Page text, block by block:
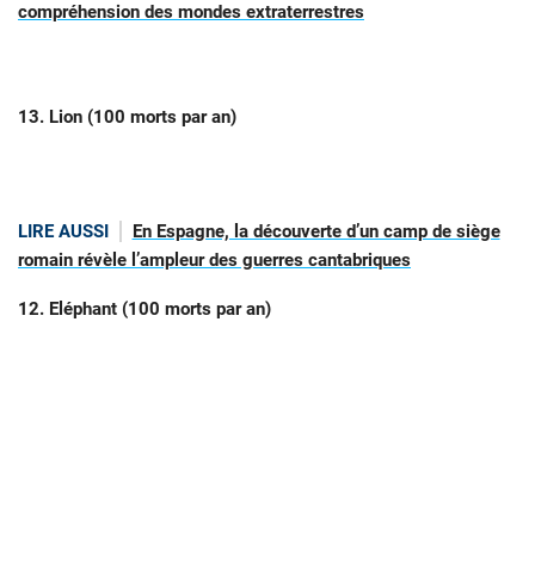
compréhension des mondes extraterrestres
13. Lion (100 morts par an)
LIRE AUSSI
En Espagne, la découverte d’un camp de siège
romain révèle l’ampleur des guerres cantabriques
12. Eléphant (100 morts par an)